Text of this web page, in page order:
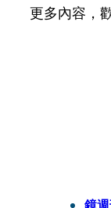
更多內容，